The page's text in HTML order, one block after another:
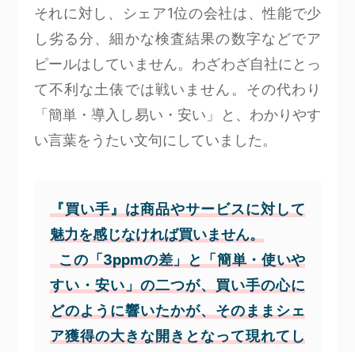
それに対し、シェア1位の会社は、性能で少
し劣る分、細かな検査結果の数字などでア
ピールはしていません。わざわざ自社にとっ
て不利な土俵では戦いません。その代わり
「簡単・導入し易い・安い」と、わかりやす
い言葉をうたい文句にしていました。
『買い手』は商品やサービスに対して
魅力を感じなければ買いません。
この「3ppmの差」と「簡単・使いや
すい・安い」の二つが、買い手の心に
どのように響いたかが、そのままシェ
ア獲得の大きな開きとなって現れてし